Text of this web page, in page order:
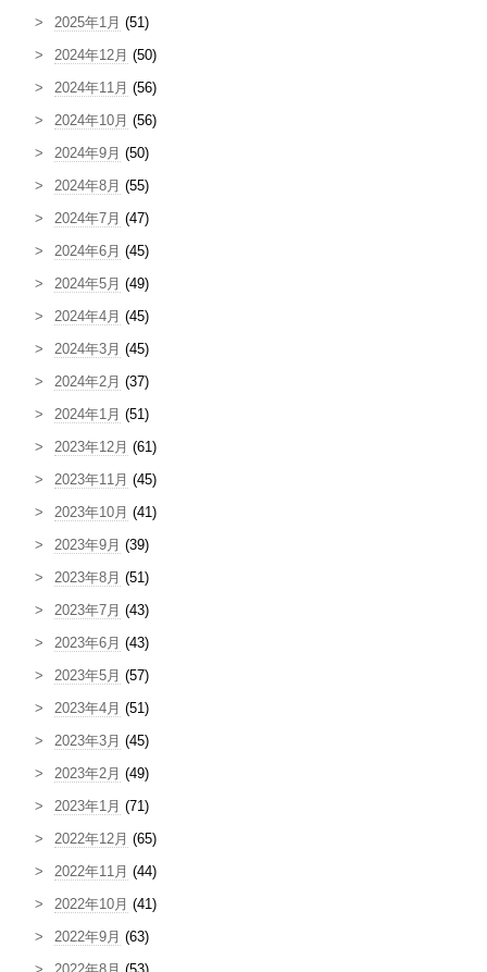
2025年1月 (51)
2024年12月 (50)
2024年11月 (56)
2024年10月 (56)
2024年9月 (50)
2024年8月 (55)
2024年7月 (47)
2024年6月 (45)
2024年5月 (49)
2024年4月 (45)
2024年3月 (45)
2024年2月 (37)
2024年1月 (51)
2023年12月 (61)
2023年11月 (45)
2023年10月 (41)
2023年9月 (39)
2023年8月 (51)
2023年7月 (43)
2023年6月 (43)
2023年5月 (57)
2023年4月 (51)
2023年3月 (45)
2023年2月 (49)
2023年1月 (71)
2022年12月 (65)
2022年11月 (44)
2022年10月 (41)
2022年9月 (63)